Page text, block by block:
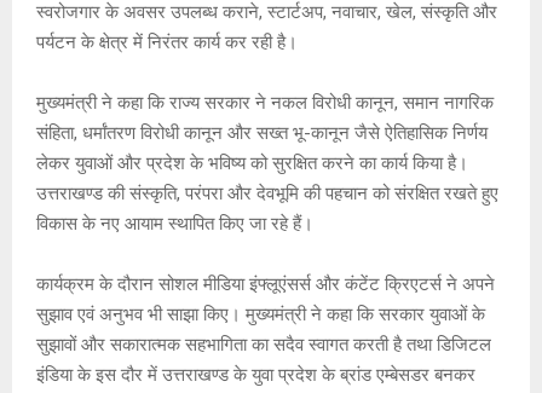
स्वरोजगार के अवसर उपलब्ध कराने, स्टार्टअप, नवाचार, खेल, संस्कृति और
पर्यटन के क्षेत्र में निरंतर कार्य कर रही है।
मुख्यमंत्री ने कहा कि राज्य सरकार ने नकल विरोधी कानून, समान नागरिक
संहिता, धर्मांतरण विरोधी कानून और सख्त भू-कानून जैसे ऐतिहासिक निर्णय
लेकर युवाओं और प्रदेश के भविष्य को सुरक्षित करने का कार्य किया है।
उत्तराखण्ड की संस्कृति, परंपरा और देवभूमि की पहचान को संरक्षित रखते हुए
विकास के नए आयाम स्थापित किए जा रहे हैं।
कार्यक्रम के दौरान सोशल मीडिया इंफ्लूएंसर्स और कंटेंट क्रिएटर्स ने अपने
सुझाव एवं अनुभव भी साझा किए। मुख्यमंत्री ने कहा कि सरकार युवाओं के
सुझावों और सकारात्मक सहभागिता का सदैव स्वागत करती है तथा डिजिटल
इंडिया के इस दौर में उत्तराखण्ड के युवा प्रदेश के ब्रांड एम्बेसडर बनकर